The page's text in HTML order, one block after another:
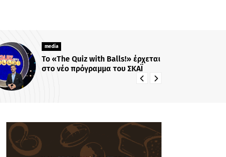
media
Το «Stars System» γίνεται
καθημερινό στο Star...